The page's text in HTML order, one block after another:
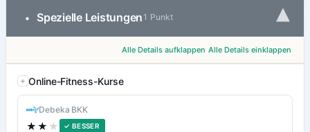
• Spezielle Leistungen 1 Punkt ▾
Alle Details aufklappen Alle Details einklappen
Online-Fitness-Kurse
Debeka BKK
★★ ★ ✓ BESSER